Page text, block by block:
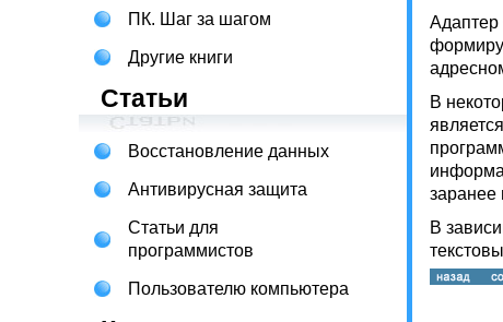
ПК. Шаг за шагом
Другие книги
Статьи
Восстановление данных
Антивирусная защита
Статьи для
программистов
Пользователю компьютера
Адаптер
В
заранее
В